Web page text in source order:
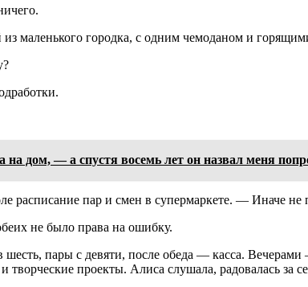
маленького городка, с одним чемоданом и
на дом, — а спустя восемь лет он назвал меня
пар и смен в супермаркете. — Иначе не
не было права на ошибку.
пары с девяти, после обеда — касса.
творческие проекты. Алиса слушала, радовалась за